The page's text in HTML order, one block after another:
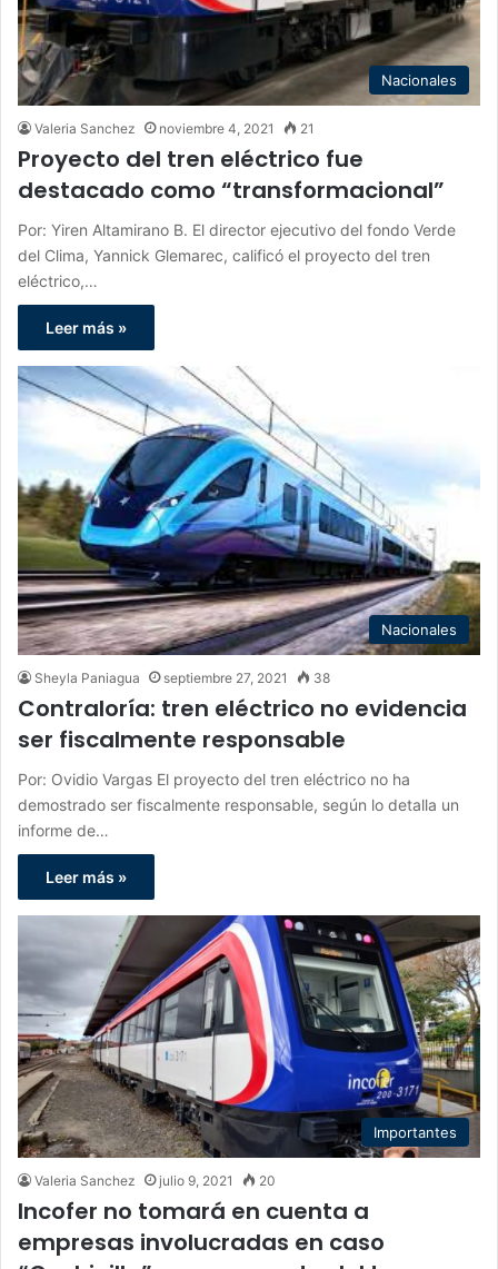
Nacionales
Valeria Sanchez noviembre 4, 2021 21
Proyecto del tren eléctrico fue
destacado como “transformacional”
Por: Yiren Altamirano B. El director ejecutivo del fondo Verde
del Clima, Yannick Glemarec, calificó el proyecto del tren
eléctrico,…
Leer más »
Nacionales
Sheyla Paniagua septiembre 27, 2021 38
Contraloría: tren eléctrico no evidencia
ser fiscalmente responsable
Por: Ovidio Vargas El proyecto del tren eléctrico no ha
demostrado ser fiscalmente responsable, según lo detalla un
informe de…
Leer más »
Importantes
Valeria Sanchez julio 9, 2021 20
Incofer no tomará en cuenta a
empresas involucradas en caso